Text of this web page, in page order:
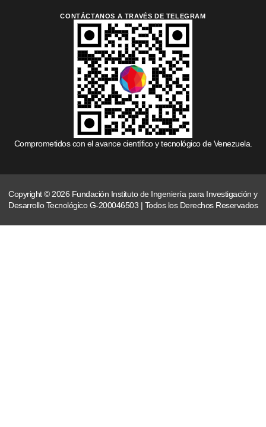
CONTÁCTANOS A TRAVÉS DE TELEGRAM
Comprometidos con el avance científico y tecnológico de Venezuela.
Copyright © 2026 Fundación Instituto de Ingeniería para Investigación y
Desarrollo Tecnológico G-200046503 | Todos los Derechos Reservados